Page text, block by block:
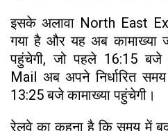
इसके अलावा North East
गया है और यह अब कामाख्या
पहुंचेगी, जो पहले 16:15 बजे
Mail अब अपने निर्धारित
13:25 बजे कामाख्या पहुंचेगी।
रेलवे का कहना है कि समय में